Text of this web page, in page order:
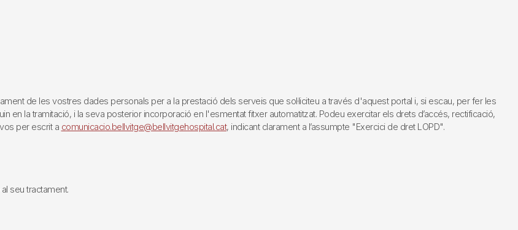
de les vostres dades personals per a la prestació dels serveis que sol·liciteu a través d'aquest portal i, si escau, per fer les
en la tramitació, i la seva posterior incorporació en l'esmentat fitxer automatitzat. Podeu exercitar els drets d’accés, rectificació,
per escrit a comunicacio.bellvitge@bellvitgehospital.cat, indicant clarament a l’assumpte "Exercici de dret LOPD".
seu tractament.